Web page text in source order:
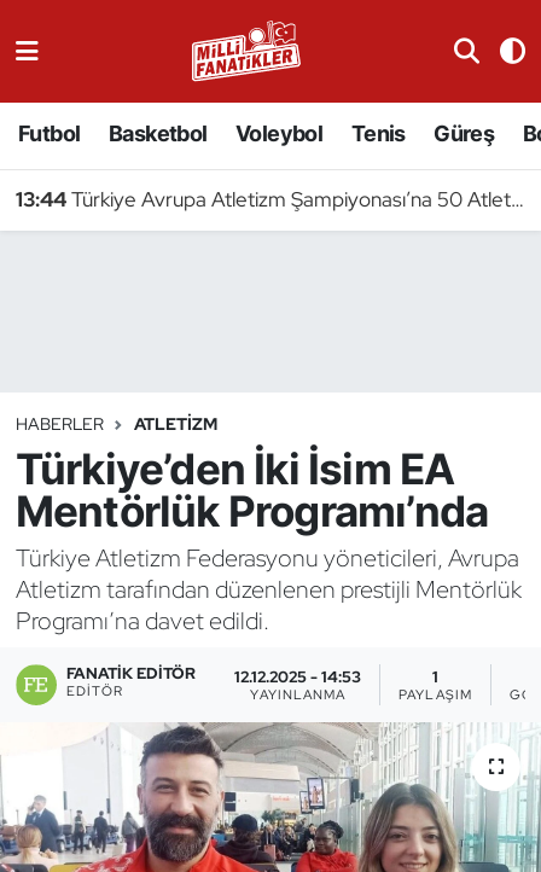
Futbol Basketbol Voleybol Tenis Güreş
13:44Türkiye Avrupa Atletizm Şampiyonası’na 50 Atletle Gidiyor
HABERLER ATLETIZM
Türkiye’den İki İsim EA
Mentörlük Programı’nda
Türkiye Atletizm Federasyonu yöneticileri, Avrupa
Atletizm tarafından düzenlenen prestijli Mentörlük
Programı’na davet edildi.
FANATIK EDITÖR
EDITÖR
12.12.2025 - 14:53
YAYINLANMA
1
PAYLAŞIM
Badminton
Binicilik
Bisiklet
Bocce Bowling Dart
Buz Hokeyi
Buz Pateni